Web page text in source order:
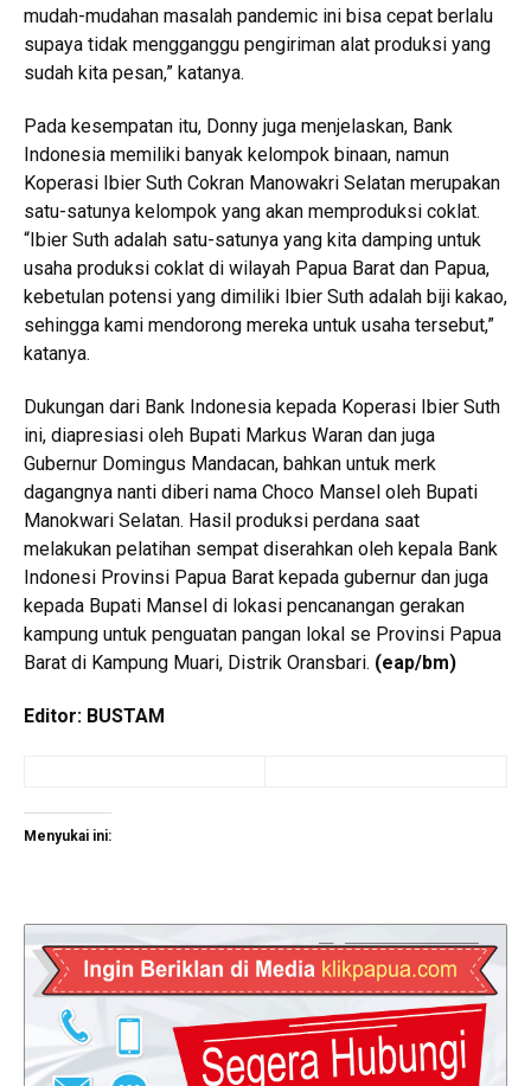
mudah-mudahan masalah pandemic ini bisa cepat berlalu
supaya tidak mengganggu pengiriman alat produksi yang
sudah kita pesan,” katanya.
Pada kesempatan itu, Donny juga menjelaskan, Bank
Indonesia memiliki banyak kelompok binaan, namun
Koperasi Ibier Suth Cokran Manowakri Selatan merupakan
satu-satunya kelompok yang akan memproduksi coklat.
“Ibier Suth adalah satu-satunya yang kita damping untuk
usaha produksi coklat di wilayah Papua Barat dan Papua,
kebetulan potensi yang dimiliki Ibier Suth adalah biji kakao,
sehingga kami mendorong mereka untuk usaha tersebut,”
katanya.
Dukungan dari Bank Indonesia kepada Koperasi Ibier Suth
ini, diapresiasi oleh Bupati Markus Waran dan juga
Gubernur Domingus Mandacan, bahkan untuk merk
dagangnya nanti diberi nama Choco Mansel oleh Bupati
Manokwari Selatan. Hasil produksi perdana saat
melakukan pelatihan sempat diserahkan oleh kepala Bank
Indonesi Provinsi Papua Barat kepada gubernur dan juga
kepada Bupati Mansel di lokasi pencanangan gerakan
kampung untuk penguatan pangan lokal se Provinsi Papua
Barat di Kampung Muari, Distrik Oransbari. (eap/bm)
Editor: BUSTAM
Menyukai ini: